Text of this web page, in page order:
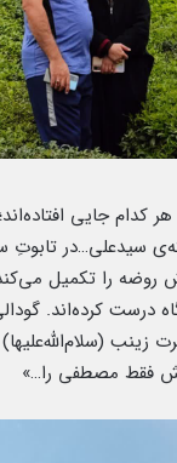
کدام جایی افتاده‌اند؛
سیدعلی…در تابوتِ
روضه را تکمیل
درست کرده‌اند.
فقط مصطفی را…»